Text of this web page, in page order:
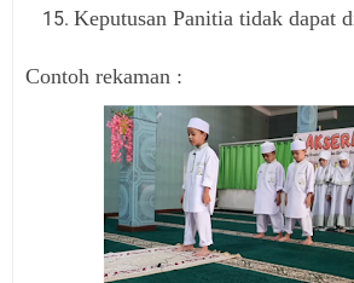
Keputusan Panitia tidak dapat
Contoh rekaman :